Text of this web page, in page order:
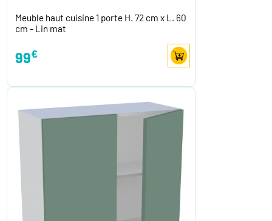
Meuble haut cuisine 1 porte H. 72 cm x L. 60
cm - Lin mat
99€